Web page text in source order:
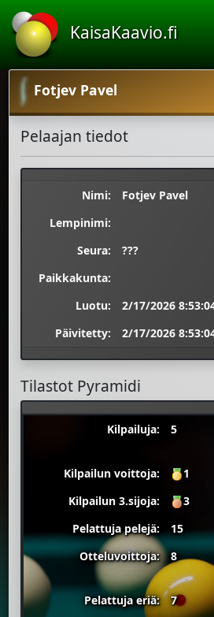
KaisaKaavio.fi
Fotjev Pavel
Pelaajan tiedot
Nimi:
Fotjev Pavel
Lempinimi:
Seura:
???
Paikkakunta:
Luotu:
2/17/2026
Päivitetty:
2/17/2026
Tilastot Pyramidi
Kilpailuja: 5
Kilpailun voittoja:
1
Kilpailun 3.sijoja:
3
Pelattuja pelejä:
15
Otteluvoittoja:
8
Pelattuja eriä:
7